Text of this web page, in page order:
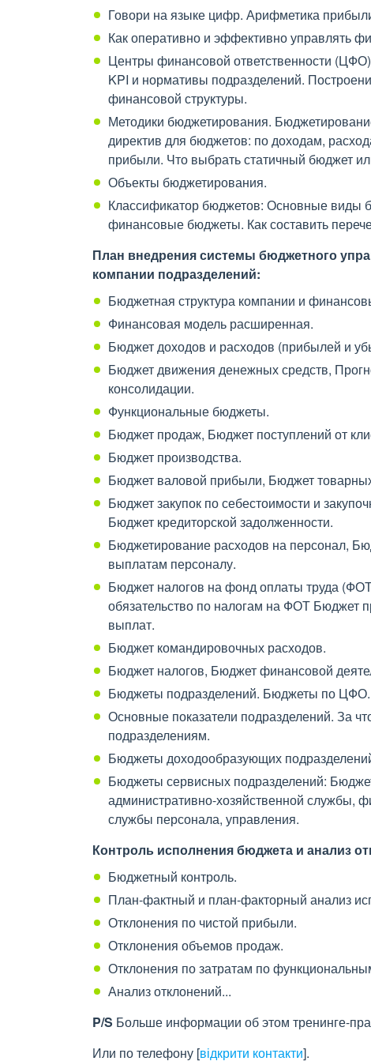
Говори на языке цифр. Арифметика
Как оперативно и эффективно управлять
Центры финансовой ответственности
KPI и нормативы подразделений.
финансовой структуры.
Методики бюджетирования.
директив для бюджетов: по доходам,
прибыли. Что выбрать статичный бюджет
Объекты бюджетирования.
Классификатор бюджетов: Основные
финансовые бюджеты. Как составить
План внедрения системы бюджетного
компании подразделений:
Бюджетная структура компании и
Финансовая модель расширенная.
Бюджет доходов и расходов (прибылей и
Бюджет движения денежных средств,
консолидации.
Функциональные бюджеты.
Бюджет продаж, Бюджет поступлений от
Бюджет производства.
Бюджет валовой прибыли, Бюджет
Бюджет закупок по себестоимости и
Бюджет кредиторской задолженности.
Бюджетирование расходов на персонал,
выплатам персоналу.
Бюджет налогов на фонд оплаты труда
обязательство по налогам на ФОТ Бюджет
выплат.
Бюджет командировочных расходов.
Бюджет налогов, Бюджет финансовой
Бюджеты подразделений. Бюджеты по ЦФО.
Основные показатели подразделений. За
подразделениям.
Бюджеты доходообразующих
Бюджеты сервисных подразделений:
административно-хозяйственной службы,
службы персонала, управления.
Контроль исполнения бюджета и анализ
Бюджетный контроль.
План-фактный и план-факторный анализ
Отклонения по чистой прибыли.
Отклонения объемов продаж.
Отклонения по затратам по
Анализ отклонений...
P/S Больше информации об этом тренинге-
Или по телефону [відкрити контакти].